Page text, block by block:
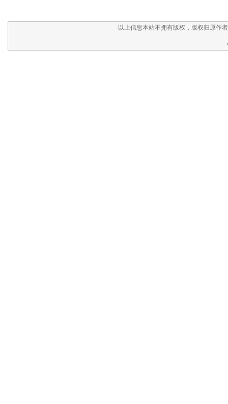
以上信息本站不拥有版权，版权归原作